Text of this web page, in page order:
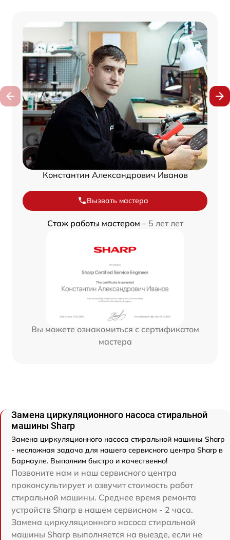
Константин Александрович Иванов
Вызвать мастера
Стаж работы мастером – 5 лет лет
Вы можете ознакомиться с сертификатом
мастера
Замена циркуляционного насоса стиральной
машины Sharp
Замена циркуляционного насоса стиральной машины Sharp
- несложная задача для нашего сервисного центра Sharp в
Барнауле. Выполним быстро и качественно!
Позвоните нам и наш сервисного центра
проконсультирует и озвучит стоимость работ
стиральной машины. Среднее время ремонта
устройств Sharp в нашем сервисном - 2 часа.
Замена циркуляционного насоса стиральной
машины Sharp выполняется на выезде, если не